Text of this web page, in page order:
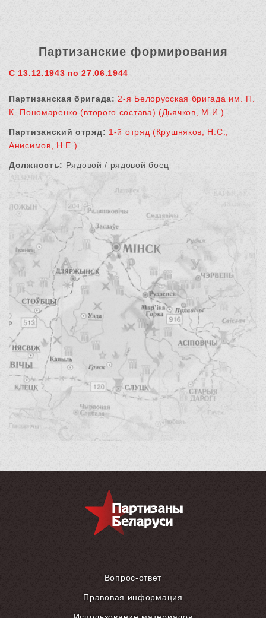
Партизанские формирования
С 13.12.1943 по 27.06.1944
Партизанская бригада: 2-я Белорусская бригада им. П.
К. Пономаренко (второго состава) (Дьячков, М.И.)
Партизанский отряд: 1-й отряд (Крушняков, Н.С.,
Анисимов, Н.Е.)
Должность: Рядовой / рядовой боец
Вопрос-ответ
Правовая информация